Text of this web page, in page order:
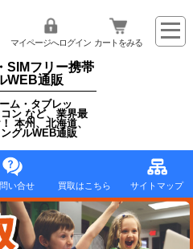
SIMフリー携帯
WEB通販
ム・タブレッ
ン など、業界最
本州、北海道、
グルWEB通販
マイページへログイン カートをみる
い合せ 買取はこちら サイトマップ